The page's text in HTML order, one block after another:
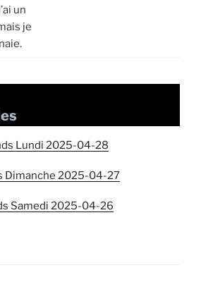
un
je
Lundi 2025-04-28
Dimanche 2025-04-27
Samedi 2025-04-26